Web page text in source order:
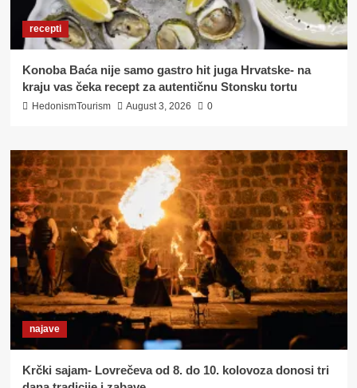
recepti
Konoba Baća nije samo gastro hit juga Hrvatske- na
kraju vas čeka recept za autentičnu Stonsku tortu
HedonismTourism August 3, 2026 0
najave
Krčki sajam- Lovrečeva od 8. do 10. kolovoza donosi tri